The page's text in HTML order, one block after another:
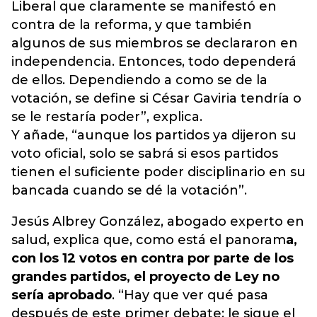
Liberal que claramente se manifestó en
contra de la reforma, y que también
algunos de sus miembros se declararon en
independencia. Entonces, todo dependerá
de ellos. Dependiendo a como se de la
votación, se define si César Gaviria tendría o
se le restaría poder”, explica.
Y añade, “aunque los partidos ya dijeron su
voto oficial, solo se sabrá si esos partidos
tienen el suficiente poder disciplinario en su
bancada cuando se dé la votación”.
Jesús Albrey González, abogado experto en
salud, explica que, como está el panorama,
con los 12 votos en contra por parte de los
grandes partidos, el proyecto de Ley no
sería aprobado. “Hay que ver qué pasa
después de este primer debate; le sigue el